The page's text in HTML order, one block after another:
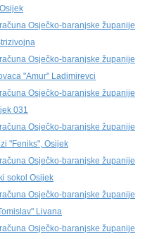
Osječko-baranjske županije
Osječko-baranjske županije
"Amur" Ladimirevci
Osječko-baranjske županije
031
Osječko-baranjske županije
"Feniks", Osijek
Osječko-baranjske županije
sokol Osijek
Osječko-baranjske županije
Livana
Osječko-baranjske županije